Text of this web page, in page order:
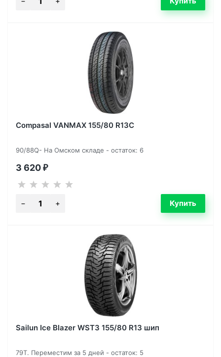
Compasal VANMAX 155/80 R13C
90/88Q- На Омском складе - остаток: 6
3 620 ₽
Sailun Ice Blazer WST3 155/80 R13 шип
79T. Переместим за 5 дней - остаток: 5